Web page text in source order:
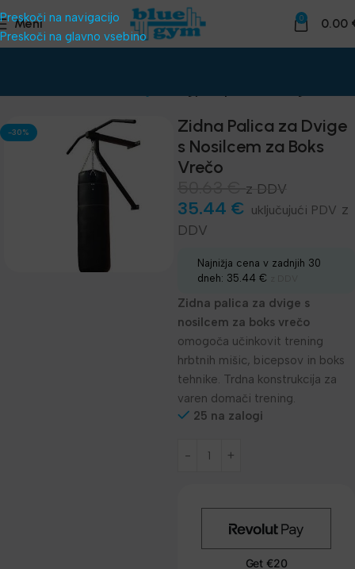
Preskoči na navigacijo
Preskoči na glavno vsebino
Meni 0 0.00
-30%
Zidna Palica za Dvige
s Nosilcem za Boks
Vrečo
z DDV
35.44 €
z
DDV
Najnižja cena v zadnjih 30
dneh: 35.44 €
Zidna palica za dvige s
nosilcem za boks vrečo
omogoča učinkovit trening
hrbtnih mišic, bicepsov in boks
tehnike. Trdna konstrukcija za
varen domači trening.
25 na zalogi